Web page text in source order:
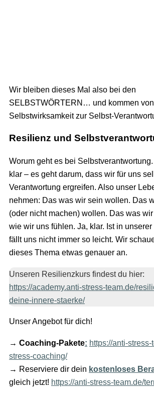
Wir bleiben dieses Mal also bei den
SELBSTWÖRTERN… und kommen
Selbstwirksamkeit zur Selbst-
Resilienz und
Worum geht es bei
klar – es geht darum, dass wir für uns
Verantwortung ergreifen. Also unser
nehmen: Das was wir sein wollen. Das
(oder nicht machen) wollen. Das was
wie wir uns fühlen. Ja, klar. Ist in
fällt uns nicht immer so leicht. Wir
dieses Thema etwas genauer an.
Unseren Resilienzkurs findest du hier:
https://academy.anti-stress-team.de/
deine-innere-staerke/
Unser Angebot für dich!
→ Coaching-Pakete: https://anti-
stress-coaching/
→ Reserviere dir dein kostenloses
gleich jetzt! https://anti-stress-team.de/